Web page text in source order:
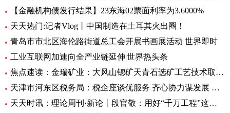
【金融机构债发行结果】23东海02票面利率为3.6000%
天天热门:记者Vlog丨中国制造在土耳其火出圈！
青岛市市北区海伦路街道总工会开展书画展活动 世界即时
工业互联网加速向全产业链延伸|世界热头条
焦点速读：金瑞矿业：大风山锶矿天青石选矿工艺技术取得重大进展
天津市河东区税务局：税企座谈优服务 齐心协力谋发展 全球微头条
天天时讯：理论周刊·新论丨段官敬：用好“千万工程”这个乡村振兴“金钥匙”